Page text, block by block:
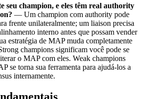
seu champion, e eles têm real authority
— Um champion com authority pode
frente unilateralmente; um liaison precisa
interno antes que possam vender
estratégia de MAP muda completamente
champions significam você pode se
o MAP com eles. Weak champions
se torna sua ferramenta para ajudá-los a
internamente.